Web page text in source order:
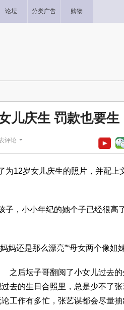
论坛 分类广告 购物
儿庆生 罚款也要生
评论
12岁女儿庆生的照片，并配上
，小小年纪的她个子已经很高
还是那么漂亮”“母女两个像姐妹
后坛子哥翻阅了小女儿过去的
去的生日合照里，总是少不了张
论工作有多忙，张艺谋都会尽量